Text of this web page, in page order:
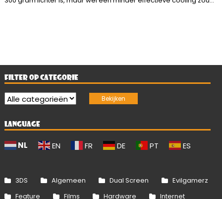
FILTER OP CATEGORIE
LANGUAGE
NL EN FR DE PT ES
3DS Algemeen Dual Screen
Evilgamerz
Feature
Films Hardware Internet